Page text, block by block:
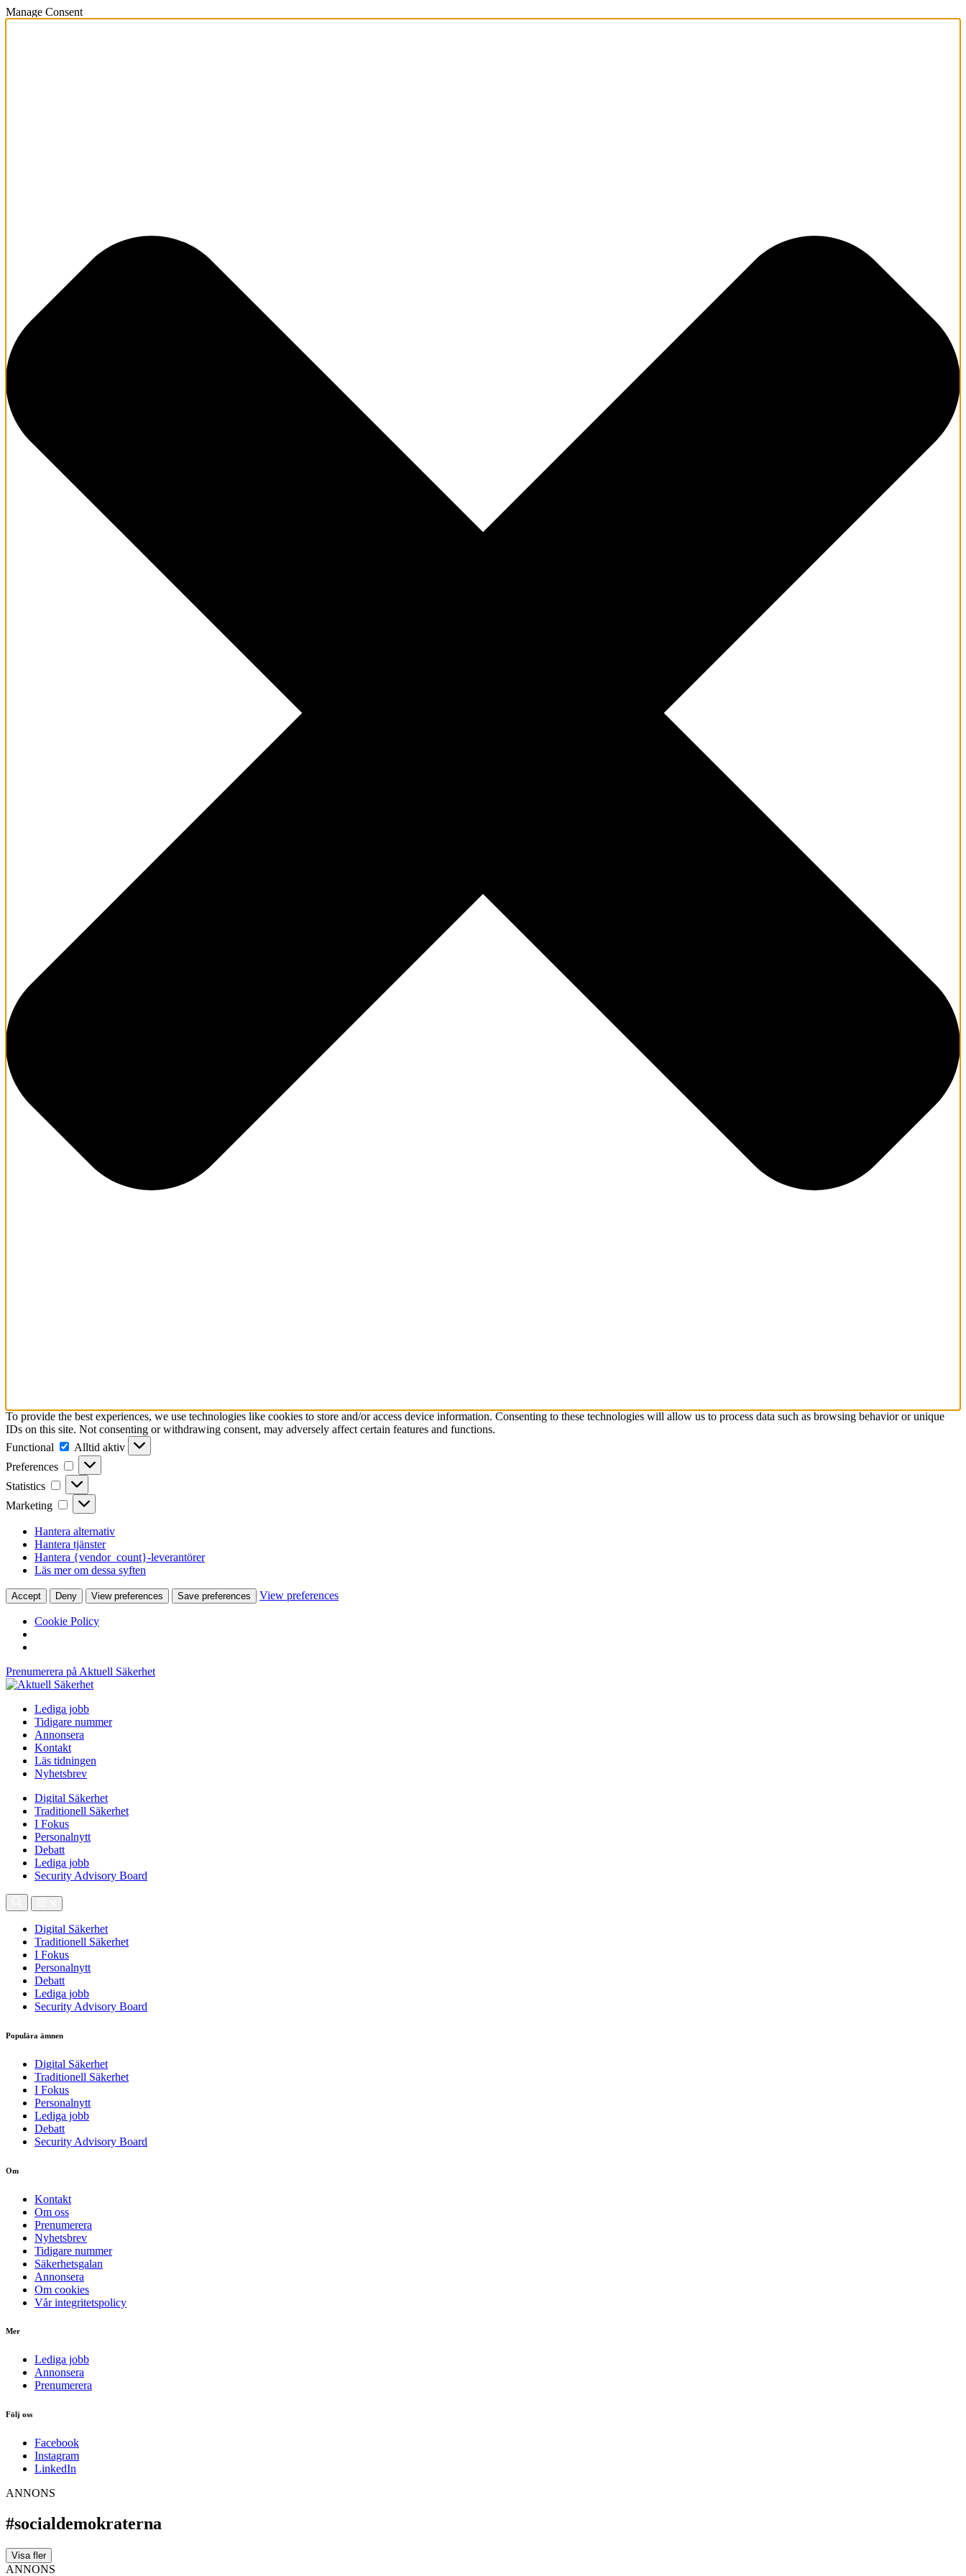
Manage Consent
To provide the best experiences, we use technologies like cookies to store and/or access device information. Consenting to these technologies will allow us to process data such as browsing behavior or unique
IDs on this site. Not consenting or withdrawing consent, may adversely affect certain features and functions.
Functional
Functional
Alltid aktiv
Preferences
Preferences
Statistics Statistics
Marketing Marketing
Hantera alternativ
Hantera tjänster
Hantera {vendor_count}-leverantörer
Läs mer om dessa syften
Accept Deny View preferences Save preferences View preferences
Cookie Policy
Prenumerera på Aktuell Säkerhet
Lediga jobb
Tidigare nummer
Annonsera
Kontakt
Läs tidningen
Nyhetsbrev
Digital Säkerhet
Traditionell Säkerhet
I Fokus
Personalnytt
Debatt
Lediga jobb
Security Advisory Board
Digital Säkerhet
Traditionell Säkerhet
I Fokus
Personalnytt
Debatt
Lediga jobb
Security Advisory Board
Populära ämnen
Digital Säkerhet
Traditionell Säkerhet
I Fokus
Personalnytt
Lediga jobb
Debatt
Security Advisory Board
Om
Kontakt
Om oss
Prenumerera
Nyhetsbrev
Tidigare nummer
Säkerhetsgalan
Annonsera
Om cookies
Vår integritetspolicy
Mer
Lediga jobb
Annonsera
Prenumerera
Följ oss
Facebook
Instagram
LinkedIn
ANNONS
#socialdemokraterna
Visa fler
ANNONS